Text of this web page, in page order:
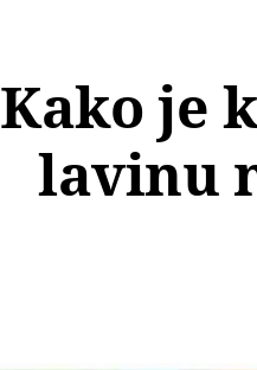
Kako je
lavinu